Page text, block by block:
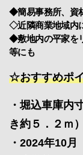
◆簡易事務所、資
◇近隣商業地域内
◆敷地内の平家を
等にも
☆おすすめポ
・堀込車庫内
き約５．２ｍ）
・2024年10